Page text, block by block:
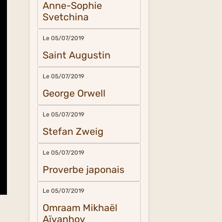
Anne-Sophie
Svetchina
Le 05/07/2019
Saint Augustin
Le 05/07/2019
George Orwell
Le 05/07/2019
Stefan Zweig
Le 05/07/2019
Proverbe japonais
Le 05/07/2019
Omraam Mikhaël
Aïvanhov